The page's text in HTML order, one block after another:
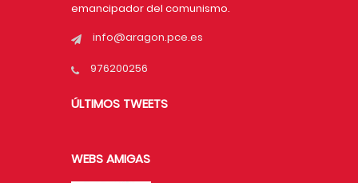
emancipador del comunismo.
info@aragon.pce.es
976200256
ÚLTIMOS TWEETS
WEBS AMIGAS